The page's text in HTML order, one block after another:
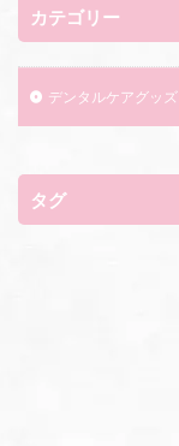
カテゴリー
デンタルケアグッズ
タグ